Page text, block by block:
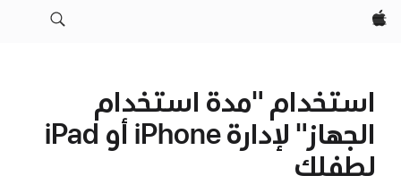
Apple‏
استخدام "مدة استخدام
الجهاز" لإدارة iPhone أو iPad
لطفلك